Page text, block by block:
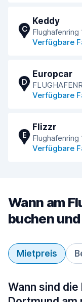
C
Keddy
Verfügbare
D
Europcar
Verfügbare
E
Flizzr
Verfügbare
Wann am
buchen
Mietpreis
Wann sind